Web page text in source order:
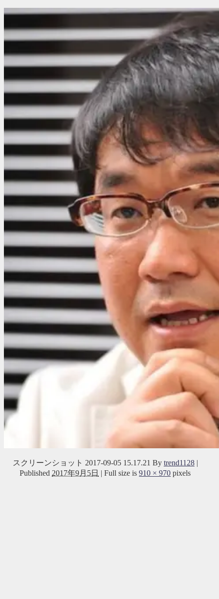
スクリーンショット 2017-09-05 15.17.21 By trend1128 |
Published 2017年9月5日 | Full size is910 × 970 pixels